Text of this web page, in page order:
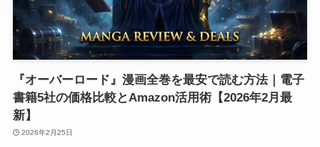
『オーバーロード』漫画全巻を最安で読む方法｜電子
書籍5社の価格比較とAmazon活用術【2026年2月最
新】
2026年2月25日